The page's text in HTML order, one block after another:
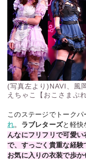
(写真左より)NAVI、風
えちゃこ【おこさまぷ
このステージでトークパ
れ。 ラブレターズと軽快
んなにフリフリで可愛
で、すっごく貴重な経験
お気に入りの衣装で歩